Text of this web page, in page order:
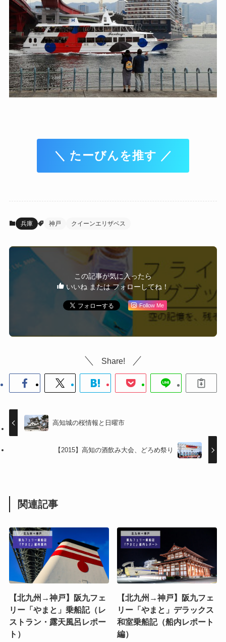
＼ たーびんを推す ／
兵庫 神戸 クイーンエリザベス
この記事が気に入ったら
いいね または フォローしてね！
Follow Me
Share!
高知城の桜情報と日曜市
【2015】高知の酒飲み大会、どろめ祭り
関連記事
【北九州→神戸】阪九フェ
リー「やまと」乗船記（レ
ストラン・露天風呂レポー
ト）
【北九州→神戸】阪九フェ
リー「やまと」デラックス
和室乗船記（船内レポート
編）